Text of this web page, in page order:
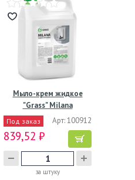
Мыло-крем жидкое
"Grass" Milana
Жемчужное,…
Под заказ Арт: 100912
839,52 ₽
за штуку